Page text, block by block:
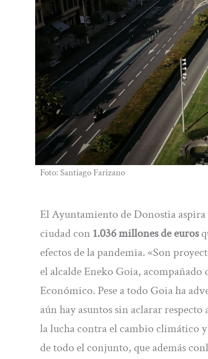
Foto: Santiago Farizano
El Ayuntamiento de Donostia aspira
ciudad con 1.036 millones de euros
efectos de la pandemia. «Son
el alcalde Eneko Goia,
Económico. Pese a todo Goia ha
aún hay asuntos sin aclarar
la lucha contra el cambio climático
de todo el conjunto, que además